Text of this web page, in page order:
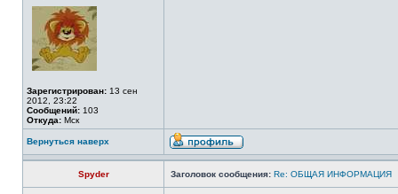
Зарегистрирован: 13 сен
2012, 23:22
Сообщений: 103
Откуда: Мск
Вернуться наверх
Spyder Заголовок сообщения: Re: ОБЩАЯ ИНФОРМАЦИЯ